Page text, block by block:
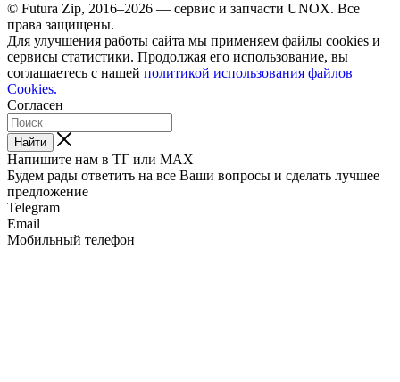
© Futura Zip, 2016–2026 — сервис и запчасти UNOX. Все
права защищены.
Для улучшения работы сайта мы применяем файлы cookies и
сервисы статистики. Продолжая его использование, вы
соглашаетесь с нашей политикой использования файлов
Cookies.
Согласен
Найти
Напишите нам в ТГ или MAX
Будем рады ответить на все Ваши вопросы и сделать лучшее
предложение
Telegram
Email
Мобильный телефон